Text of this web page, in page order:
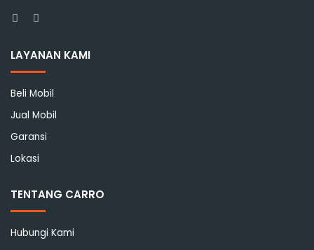
Facebook
Instagram
LAYANAN KAMI
Beli Mobil
Jual Mobil
Garansi
Lokasi
TENTANG CARRO
Hubungi Kami